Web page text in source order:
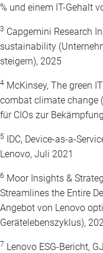
% und einem IT-Gehalt
3 Capgemini Research
sustainability
steigern), 2025
4 McKinsey, The green
combat climate change
für CIOs zur
5 IDC, Device-as-a-
Lenovo, Juli 2021
6 Moor Insights &
Streamlines the Entire
Angebot von Lenovo
Gerätelebenszyklus),
7 Lenovo ESG-Bericht,